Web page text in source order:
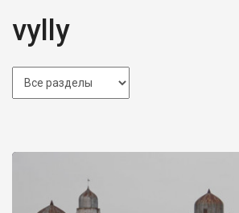
vylly